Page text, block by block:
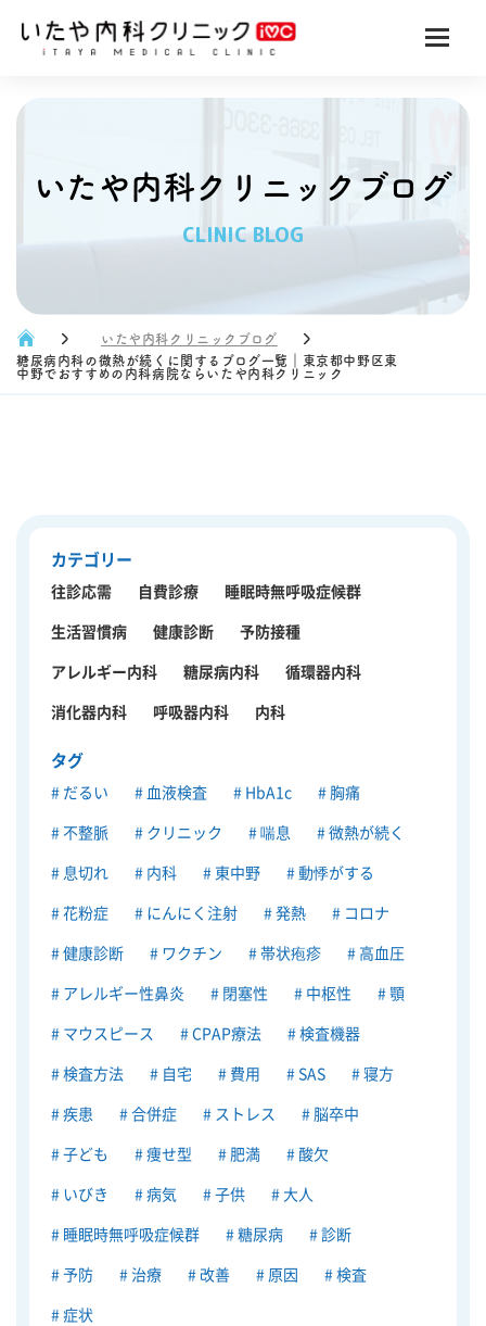
いたや内科クリニックブログ
CLINIC BLOG
いたや内科クリニックブログ
糖尿病内科の微熱が続くに関するブログ一覧｜東京都中野区東
中野でおすすめの内科病院ならいたや内科クリニック
カテゴリー
往診応需 自費診療 睡眠時無呼吸症候群
生活習慣病 健康診断 予防接種
アレルギー内科 糖尿病内科 循環器内科
消化器内科 呼吸器内科 内科
タグ
だるい 血液検査 HbA1c 胸痛
不整脈 クリニック 喘息 微熱が続く
息切れ 内科 東中野 動悸がする
花粉症 にんにく注射 発熱 コロナ
健康診断 ワクチン 帯状疱疹 高血圧
アレルギー性鼻炎 閉塞性 中枢性 顎
マウスピース CPAP療法 検査機器
検査方法 自宅 費用 SAS 寝方
疾患 合併症 ストレス 脳卒中
子ども 痩せ型 肥満 酸欠
いびき 病気 子供 大人
睡眠時無呼吸症候群 糖尿病 診断
予防 治療 改善 原因 検査
症状